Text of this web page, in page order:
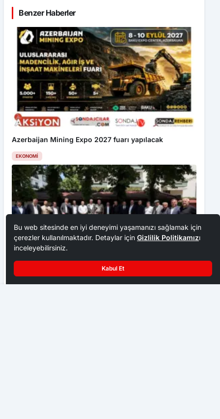
Benzer Haberler
Azerbaijan Mining Expo 2027 fuarı yapılacak
EKONOMI
Ankara Ziraat Odaları; hububat alım fiyatları çiftçimizi
Bu web sitesinde en iyi deneyimi yaşamanızı sağlamak için
çerezler kullanılmaktadır. Detaylar için Gizlilik Politikamızı
inceleyebilirsiniz.
Kabul Et